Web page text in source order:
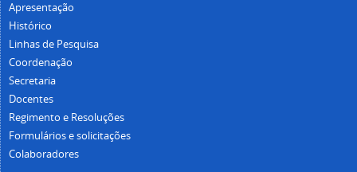
Apresentação
Histórico
Linhas de Pesquisa
Coordenação
Secretaria
Docentes
Regimento e Resoluções
Formulários e solicitações
Colaboradores